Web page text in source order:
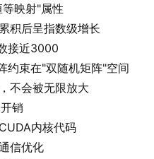
映射"属性
积后呈指数级增长
接近3000
约束在"双随机矩阵"空间
不会被无限放大
销
内核代码
信优化